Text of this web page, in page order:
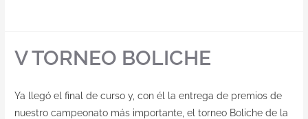
V TORNEO BOLICHE
Ya llegó el final de curso y, con él la entrega de premios de
nuestro campeonato más importante, el torneo Boliche de la